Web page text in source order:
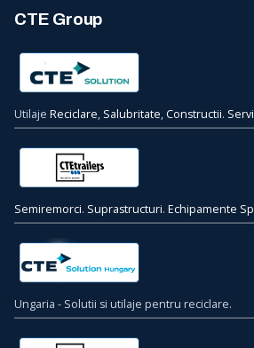
CTE Group
Utilaje Reciclare, Salubritate, Constructii.
Semiremorci. Suprastructuri. Echipamente
Ungaria - Solutii si utilaje pentru reciclare.